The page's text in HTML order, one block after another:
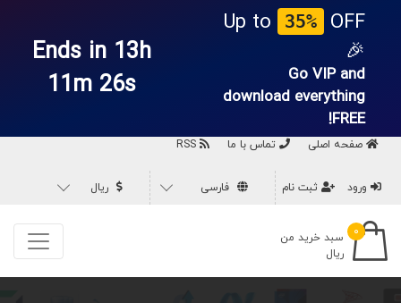
Up to 35%
OFF
🎉
Go VIP and
download everything
FREE!
Ends in 13h
11m 25s
صفحه اصلی تماس با ما
ورود ثبت نام فارسی ریال
۰
سبد خرید من
ریال